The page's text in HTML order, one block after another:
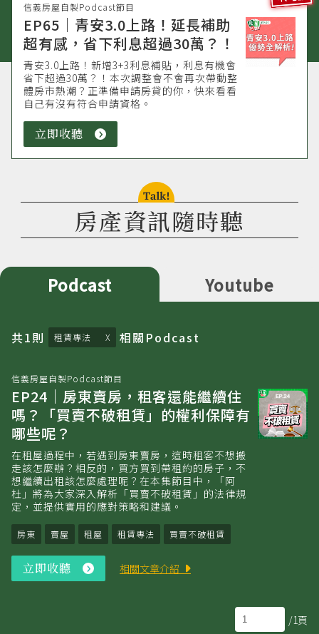
信義房屋自製Podcast節目
EP65｜青安3.0上路！延長補助
超有感，省下利息超過30萬？！
青安3.0上路！新增3+3利息補貼，利息有機會
省下超過30萬？！本次調整會不會再次帶動整
體房市熱潮？正準備申請房貸的你，快來看看
自己有沒有符合申請資格。
立即收聽
即
收
talk!
房產資訊隨時聽
Podcast Youtube
共1則 租賃專法 相關 Podcast
信義房屋自製Podcast節目
EP24｜房東賣房，租客還能繼續住
嗎？「買賣不破租賃」的權利保障有
哪些呢？
在租屋過程中，若遇到房東賣房，這時租客不想搬
走該怎麼辦？相反的，買方買到帶租約的房子，不
想繼續出租該怎麼處理呢？在本集節目中，「阿
杜」將為大家深入解析「買賣不破租賃」的法律規
定，並提供實用的應對策略和建議。
房東 賣屋 租屋 租賃專法 買賣不破租賃
立即收聽
即
相關文章介紹
/1頁